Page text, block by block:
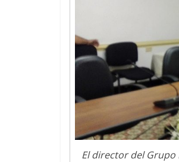
El director del
Responso por el alma
atormentada de Denís
15 septiembre, 2024
Francisco G.